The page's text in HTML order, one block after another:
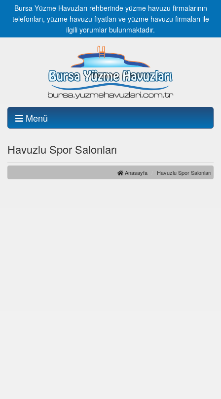
Bursa Yüzme Havuzları rehberinde yüzme havuzu firmalarının
telefonları, yüzme havuzu fiyatları ve yüzme havuzu firmaları ile
ilgili yorumlar bulunmaktadır.
Menü
Havuzlu Spor Salonları
Anasayfa Havuzlu Spor Salonları